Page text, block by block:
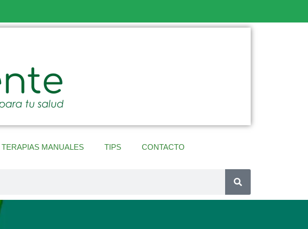
TERAPIAS MANUALES TIPS CONTACTO